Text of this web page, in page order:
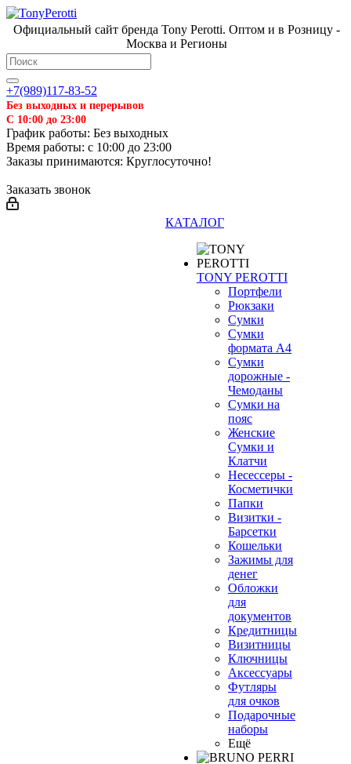
Официальный сайт бренда Tony Perotti. Оптом и в Розницу -
Москва и Регионы
+7(989)117-83-52
Без выходных и перерывов
С 10:00 до 23:00
График работы: Без выходных
Время работы: с 10:00 до 23:00
Заказы принимаются: Круглосуточно!
Заказать звонок
КАТАЛОГ
TONY PEROTTI
Портфели
Рюкзаки
Сумки
Сумки
формата А4
Сумки
дорожные -
Чемоданы
Сумки на
пояс
Женские
Сумки и
Клатчи
Несессеры -
Косметички
Папки
Визитки -
Барсетки
Кошельки
Зажимы для
денег
Обложки
для
документов
Кредитницы
Визитницы
Ключницы
Аксессуары
Футляры
для очков
Подарочные
наборы
Ещё